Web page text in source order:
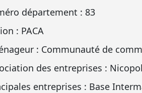
département : 83
: PACA
: Communauté de
des entreprises :
entreprises : Base